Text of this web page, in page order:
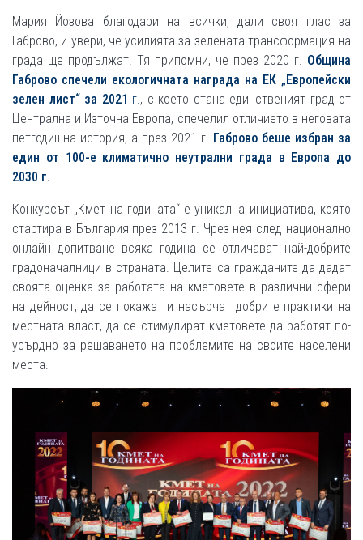
Мария Йозова благодари на всички, дали своя глас за
Габрово, и увери, че усилията за зелената трансформация на
града ще продължат. Тя припомни, че през 2020 г. Община
Габрово спечели екологичната награда на ЕК „Европейски
зелен лист“ за 2021 г. , с което стана единственият град от
Централна и Източна Европа, спечелил отличието в неговата
петгодишна история, а през 2021 г. Габрово беше избран за
един от 100-е климатично неутрални града в Европа до
2030 г.
Конкурсът „Кмет на годината“ е уникална инициатива, която
стартира в България през 2013 г. Чрез нея след национално
онлайн допитване всяка година се отличават най-добрите
градоначалници в страната. Целите са гражданите да дадат
своята оценка за работата на кметовете в различни сфери
на дейност, да се покажат и насърчат добрите практики на
местната власт, да се стимулират кметовете да работят по-
усърдно за решаването на проблемите на своите населени
места.